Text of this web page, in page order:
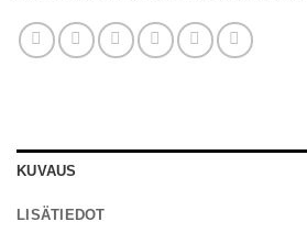
KUVAUS
LISÄTIEDOT